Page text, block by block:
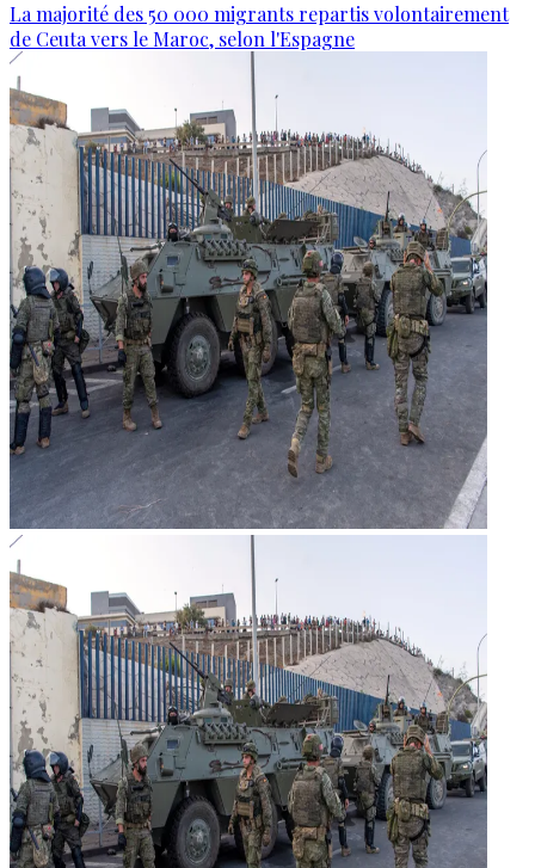
La majorité des 50 000 migrants repartis volontairement
de Ceuta vers le Maroc, selon l'Espagne